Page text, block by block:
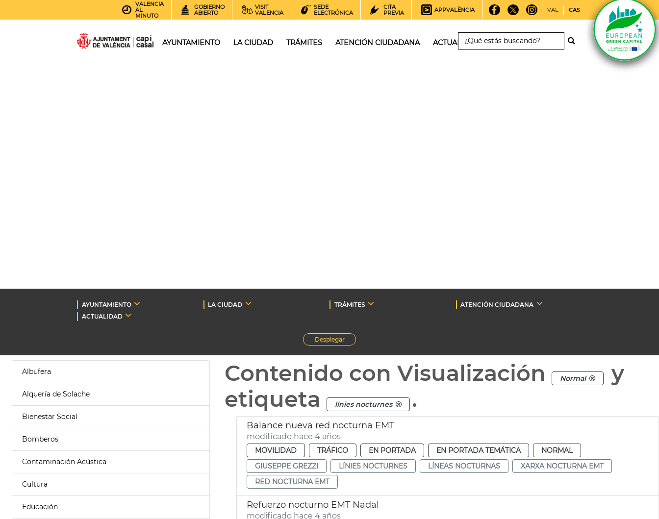
VALENCIA
AL
MINUTO
GOBIERNO
ABIERTO
VISIT
VALENCIA
SEDE
ELECTRÓNICA
CITA
PREVIA
APPVALÈNCIA VAL CAS
AYUNTAMIENTO LA CIUDAD TRÁMITES ATENCIÓN CIUDADANA ACTUALIDAD
AYUNTAMIENTO LA CIUDAD TRÁMITES
ATENCIÓN CIUDADANA
ACTUALIDAD
Desplegar
Albufera
Alquería de Solache
Bienestar Social
Bomberos
Contaminación Acústica
Cultura
Educación
Contenido con Visualización Normal
y
etiqueta
línies nocturnes .
Balance nueva red nocturna EMT
modificado hace 4 años
MOVILIDAD TRÁFICO EN PORTADA EN PORTADA TEMÁTICA
NORMAL
GIUSEPPE GREZZI
LÍNIES NOCTURNES LÍNEAS NOCTURNAS
XARXA NOCTURNA EMT
RED NOCTURNA EMT
Refuerzo nocturno EMT Nadal
modificado hace 4 años